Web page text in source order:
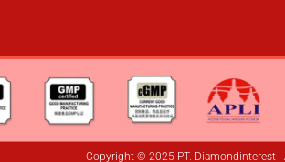
Copyright © 2025 PT. Diamondinterest